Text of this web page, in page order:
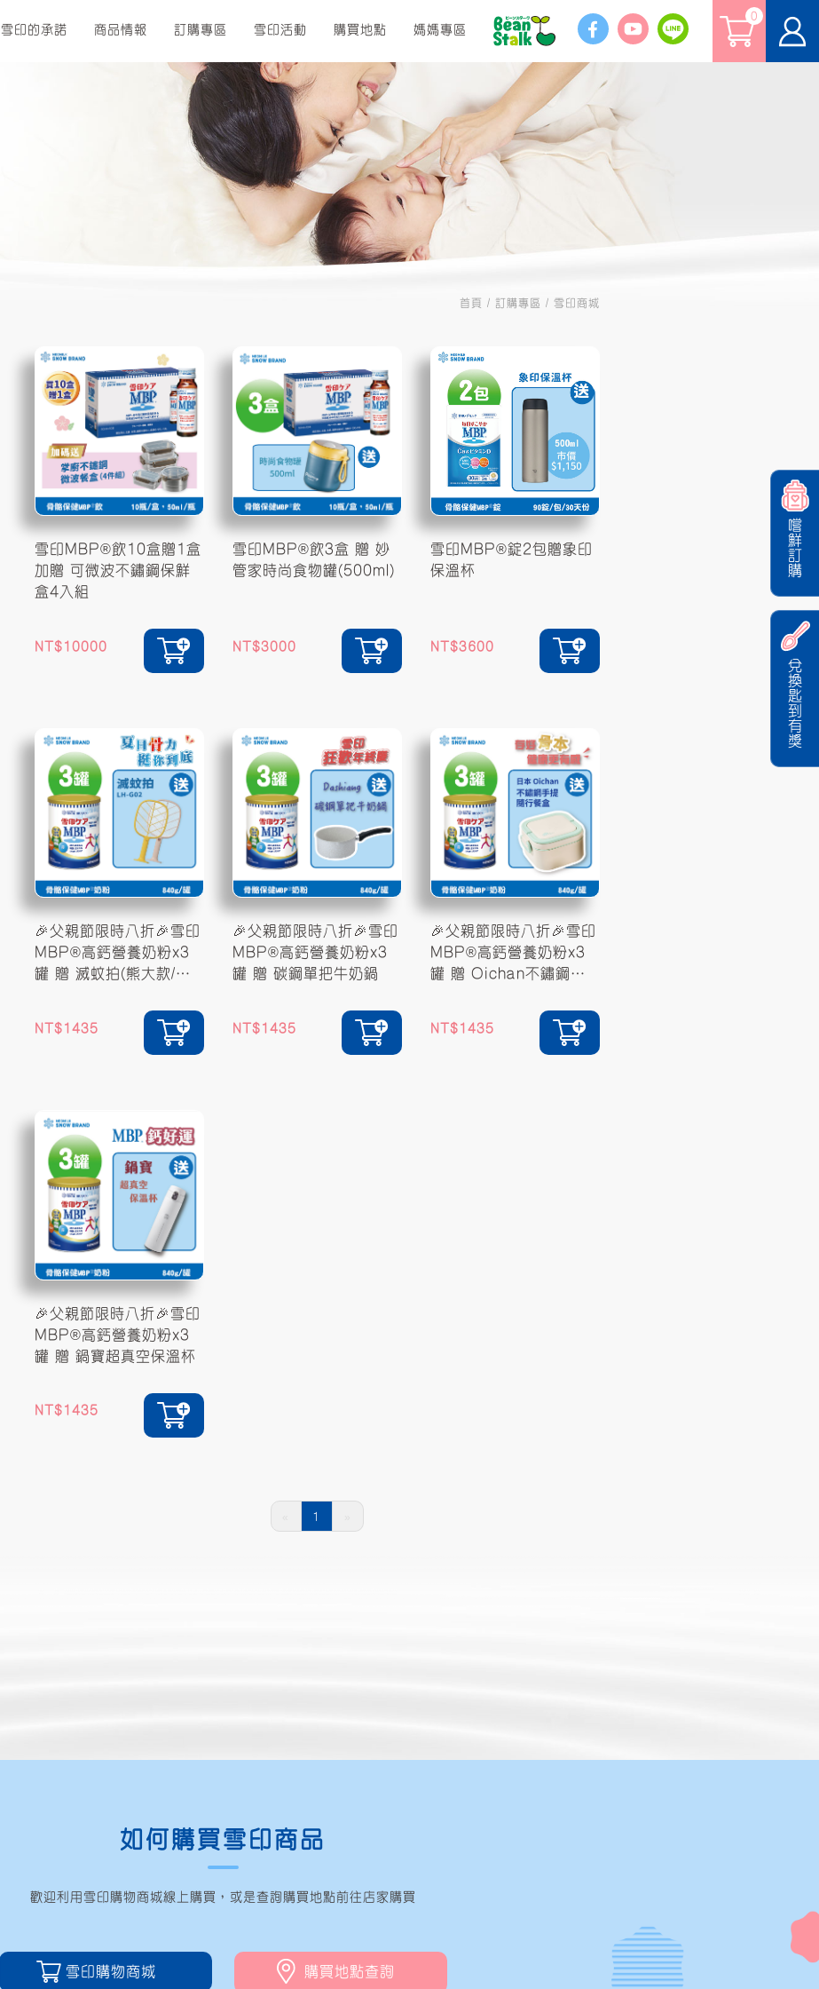
0
雪印的承諾 商品情報 訂購專區 雪印活動 購買地點 媽媽專區
嚐鮮訂購
兌換匙到有獎
首頁 訂購專區 雪印商城
雪印MBP®飲10盒贈1盒
加贈 可微波不鏽鋼保鮮
盒4入組
10000
雪印MBP®飲3盒 贈 妙
管家時尚食物罐(500ml)
3000
雪印MBP®錠2包贈象印
保溫杯
3600
🎉父親節限時八折🎉雪印
MBP®高鈣營養奶粉x3
罐 贈 滅蚊拍(熊大款/莎
1435
🎉父親節限時八折🎉雪印
MBP®高鈣營養奶粉x3
罐 贈 碳鋼單把牛奶鍋
1435
🎉父親節限時八折🎉雪印
MBP®高鈣營養奶粉x3
罐 贈 Oichan不鏽鋼隨
1435
🎉父親節限時八折🎉雪印
MBP®高鈣營養奶粉x3
罐 贈 鍋寶超真空保溫杯
1435
1
如何購買雪印商品
歡迎利用雪印購物商城線上購買 ， 或是查詢購買地點前往店家購買
雪印購物商城 購買地點查詢